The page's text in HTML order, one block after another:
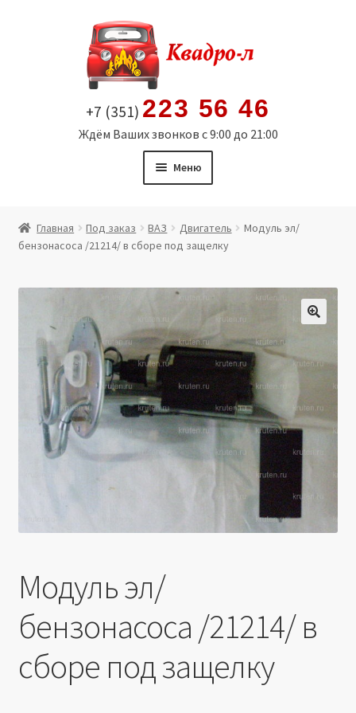
содержимому
+7 (351) 223 56 46
Ждём Ваших звонков с 9:00 до 21:00
Меню
Витрина
Мой аккаунт
Политика в отношении обработки персональных
данных
Производители
Юридические данные
Главная Под заказ ВАЗ Двигатель
Модуль эл/
бензонасоса /21214/ в сборе под защелку
Модуль эл/
бензонасоса /21214/ в
сборе под защелку